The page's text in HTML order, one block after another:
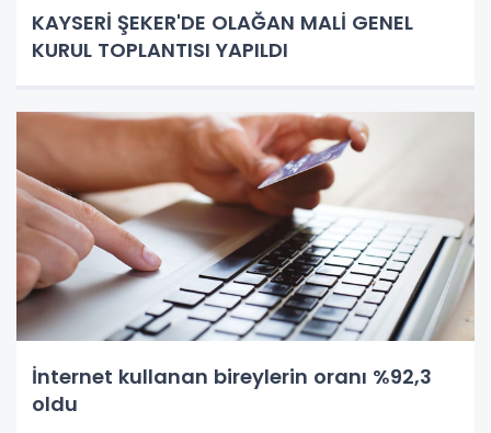
KAYSERİ ŞEKER'DE OLAĞAN MALİ GENEL
KURUL TOPLANTISI YAPILDI
İnternet kullanan bireylerin oranı %92,3
oldu